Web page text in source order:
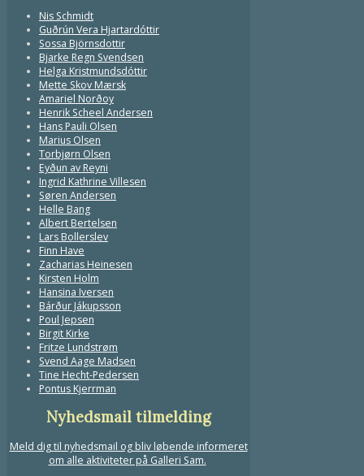
Nis Schmidt
Guðrún Vera Hjartardóttir
Sossa Björnsdottir
Bjarke Regn Svendsen
Helga Kristmundsdóttir
Mette Skov Mærsk
Amariel Norðoy
Henrik Scheel Andersen
Hans Pauli Olsen
Marius Olsen
Torbjørn Olsen
Eyðun av Reyni
Ingrid Kathrine Villesen
Søren Andersen
Helle Bang
Albert Bertelsen
Lars Bollerslev
Finn Have
Zacharias Heinesen
Kirsten Holm
Hansina Iversen
Bárður Jákupsson
Poul Jepsen
Birgit Kirke
Fritze Lundstrøm
Svend Aage Madsen
Tine Hecht-Pedersen
Pontus Kjerrman
Nyhedsmail tilmelding
Meld dig til nyhedsmail og bliv løbende informeret
om alle aktiviteter på Galleri Sam.